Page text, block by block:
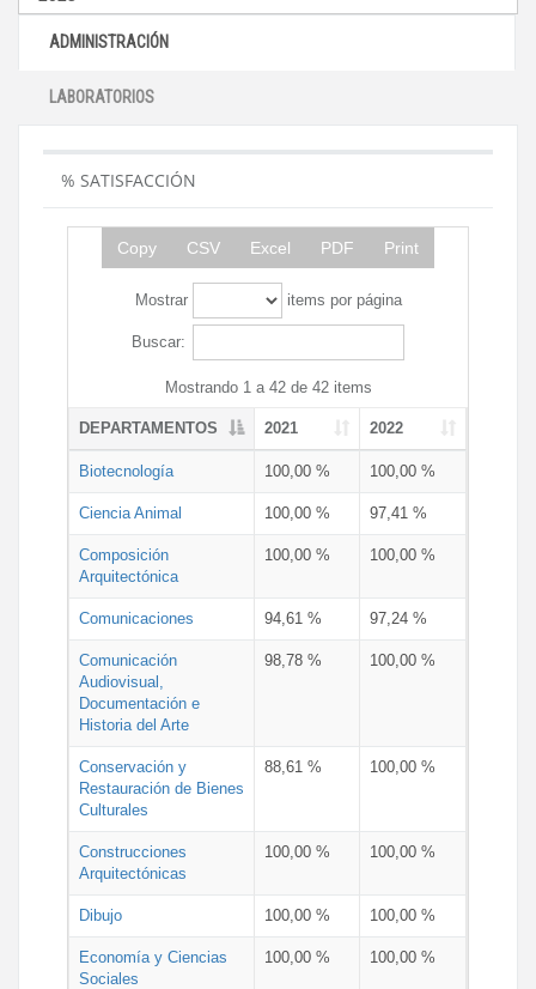
ADMINISTRACIÓN
LABORATORIOS
% SATISFACCIÓN
Copy CSV Excel PDF Print
Mostrar items por página
Buscar:
Mostrando 1 a 42 de 42 items
DEPARTAMENTOS 2021 2022
Biotecnología 100,00 % 100,00 %
Ciencia Animal 100,00 % 97,41 %
Composición
Arquitectónica
100,00 % 100,00 %
Comunicaciones 94,61 % 97,24 %
Comunicación
Audiovisual,
Documentación e
Historia del Arte
98,78 % 100,00 %
Conservación y
Restauración de Bienes
Culturales
88,61 % 100,00 %
Construcciones
Arquitectónicas
100,00 % 100,00 %
Dibujo 100,00 % 100,00 %
Economía y Ciencias
Sociales
100,00 % 100,00 %